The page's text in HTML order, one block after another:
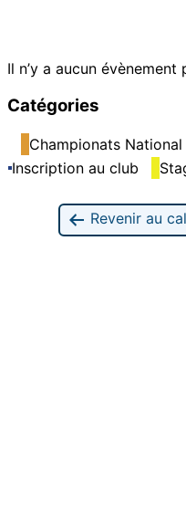
Il n’y a aucun
Catégories
Championats National
Inscription au club
Revenir au